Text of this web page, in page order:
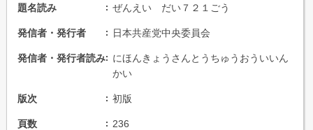
題名読み ぜんえい だい７２１ごう
発信者・発行者 日本共産党中央委員会
発信者・発行者読み
にほんきょうさんとうちゅうおういいん
かい
版次 初版
頁数 236